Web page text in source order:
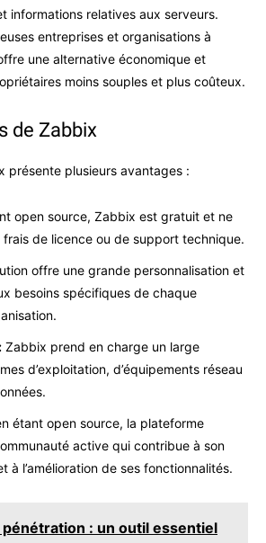
informations relatives aux serveurs.
entreprises et organisations à
une alternative économique et
moins souples et plus coûteux.
de Zabbix
présente plusieurs avantages :
open source, Zabbix est gratuit et ne
de licence ou de support technique.
offre une grande personnalisation et
besoins spécifiques de chaque
Zabbix prend en charge un large
d’exploitation, d’équipements réseau
étant open source, la plateforme
active qui contribue à son
à l’amélioration de ses fonctionnalités.
: un outil essentiel